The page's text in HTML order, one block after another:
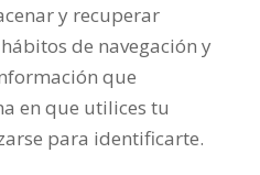
y recuperar
de navegación y
que
en que utilices tu
para identificarte.